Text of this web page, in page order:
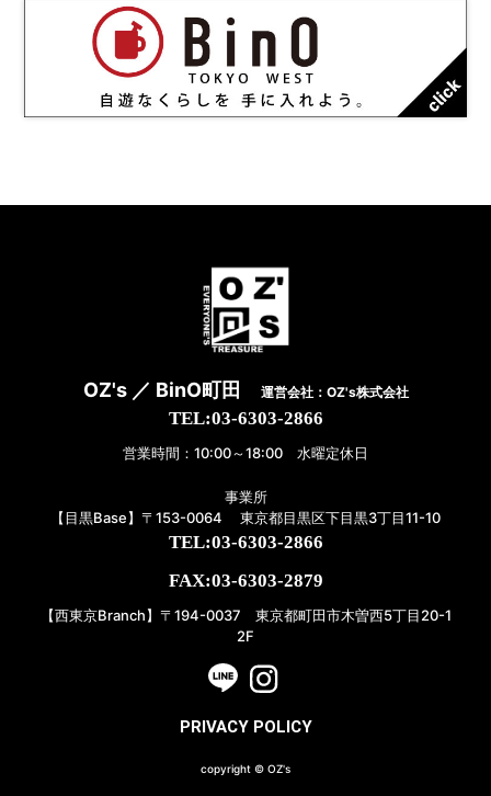
OZ's ／ BinO町田 運営会社：OZ's株式会社
TEL:03-6303-2866
営業時間：10:00～18:00 水曜定休日
事業所
【目黒Base】〒153-0064 東京都目黒区下目黒3丁目11-10
TEL:03-6303-2866
FAX:03-6303-2879
【西東京Branch】〒194-0037 東京都町田市木曽西5丁目20-1
2F
PRIVACY POLICY
copyright © OZ's